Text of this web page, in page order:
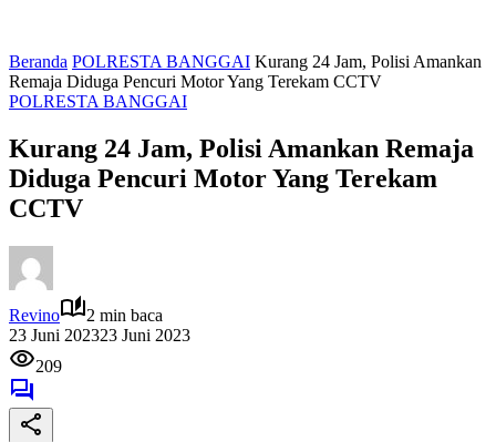
Beranda POLRESTA BANGGAI Kurang 24 Jam, Polisi Amankan
Remaja Diduga Pencuri Motor Yang Terekam CCTV
POLRESTA BANGGAI
Kurang 24 Jam, Polisi Amankan Remaja
Diduga Pencuri Motor Yang Terekam
CCTV
Revino
2 min baca
23 Juni 202323 Juni 2023
209